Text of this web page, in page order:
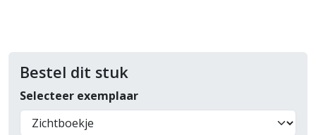
Bestel dit stuk
Selecteer exemplaar